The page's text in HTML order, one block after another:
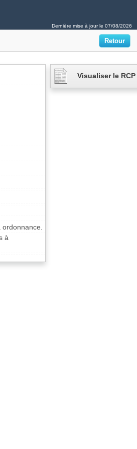
Dernière mise à jour le 07/08/2026
à
Visualiser le RCP